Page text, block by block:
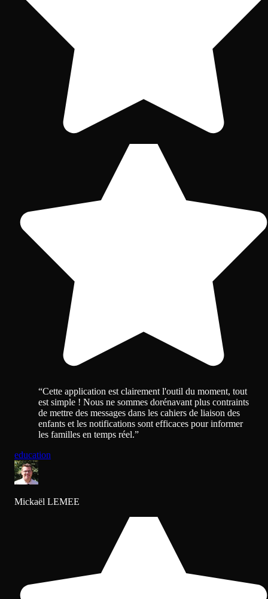
“Cette application est clairement l'outil du moment, tout
est simple ! Nous ne sommes dorénavant plus contraints
de mettre des messages dans les cahiers de liaison des
enfants et les notifications sont efficaces pour informer
les familles en temps réel.”
education
Mickaël LEMEE